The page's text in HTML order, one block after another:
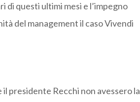
questi ultimi mesi e l’impegno
del management il caso Vivendi
presidente Recchi non avessero la